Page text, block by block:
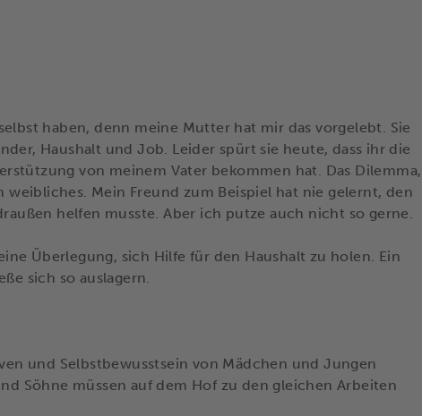
haben, denn meine Mutter hat mir das vorgelebt. Sie
Haushalt und Job. Leider spürt sie heute, dass ihr die
von meinem Vater bekommen hat. Das Dilemma,
weibliches. Mein Freund zum Beispiel hat nie gelernt, den
helfen musste. Aber ich putze auch nicht so gerne.
Überlegung, sich Hilfe für den Haushalt zu holen. Ein
sich so auslagern.
und Selbstbewusstsein von Mädchen und Jungen
Söhne müssen auf dem Hof zu den gleichen Arbeiten